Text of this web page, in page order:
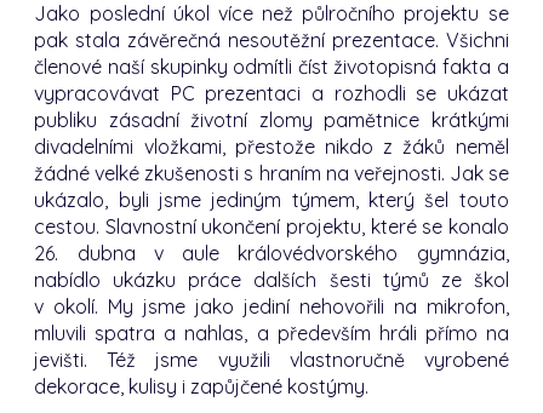
Jako poslední úkol více než půlročního projektu se
pak stala závěrečná nesoutěžní prezentace. Všichni
členové naší skupinky odmítli číst životopisná fakta a
vypracovávat PC prezentaci a rozhodli se ukázat
publiku zásadní životní zlomy pamětnice krátkými
divadelními vložkami, přestože nikdo z žáků neměl
žádné velké zkušenosti s hraním na veřejnosti. Jak se
ukázalo, byli jsme jediným týmem, který šel touto
cestou. Slavnostní ukončení projektu, které se konalo
26. dubna v aule královédvorského gymnázia,
nabídlo ukázku práce dalších šesti týmů ze škol
v okolí. My jsme jako jediní nehovořili na mikrofon,
mluvili spatra a nahlas, a především hráli přímo na
jevišti. Též jsme využili vlastnoručně vyrobené
dekorace, kulisy i zapůjčené kostýmy.